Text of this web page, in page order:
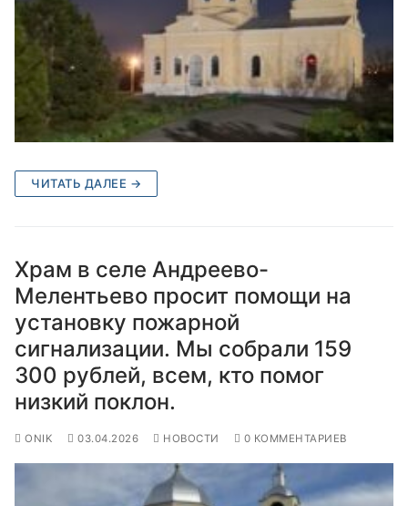
ЧИТАТЬ ДАЛЕЕ →
Храм в селе Андреево-
Мелентьево просит помощи на
установку пожарной
сигнализации. Мы собрали 159
300 рублей, всем, кто помог
низкий поклон.
ONIK 03.04.2026 НОВОСТИ 0 КОММЕНТАРИЕВ